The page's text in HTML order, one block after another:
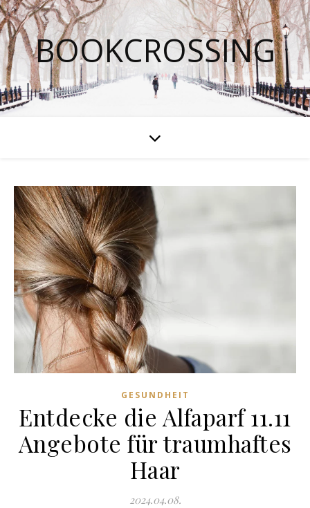
BOOKCROSSING
GESUNDHEIT
Entdecke die Alfaparf 11.11
Angebote für traumhaftes
Haar
2024.04.08.